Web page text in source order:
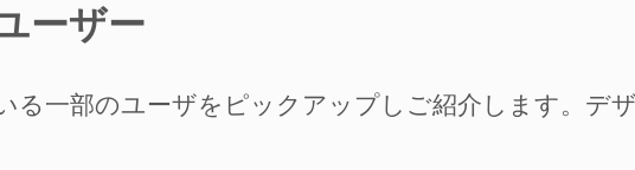
ーザー
る一部のユーザをピックアップしご紹介します。デ